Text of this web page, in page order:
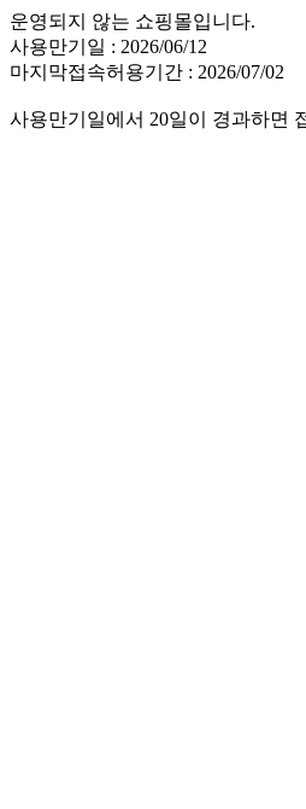
운영되지 않는 쇼핑몰입니다.
사용만기일 : 2026/06/12
마지막접속허용기간 : 2026/07/02
사용만기일에서 20일이 경과하면